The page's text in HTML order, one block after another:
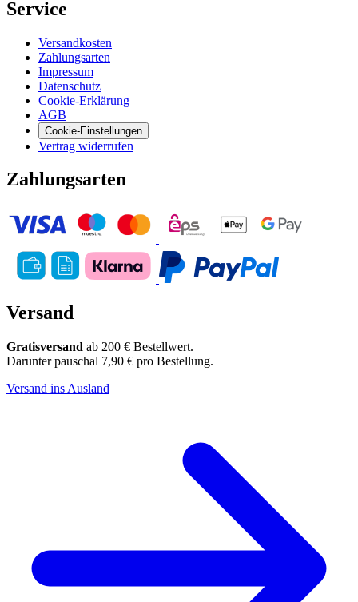
Service
Versandkosten
Zahlungsarten
Impressum
Datenschutz
Cookie-Erklärung
AGB
Cookie-Einstellungen
Vertrag widerrufen
Zahlungsarten
Versand
Gratisversand ab 200 € Bestellwert.
Darunter pauschal 7,90 € pro Bestellung.
Versand ins Ausland